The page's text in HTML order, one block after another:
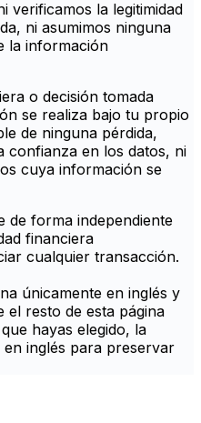
verificamos la legitimidad
ni asumimos ninguna
la información
o decisión tomada
se realiza bajo tu propio
de ninguna pérdida,
confianza en los datos, ni
cuya información se
de forma independiente
financiera
cualquier transacción.
únicamente en inglés y
el resto de esta página
hayas elegido, la
inglés para preservar